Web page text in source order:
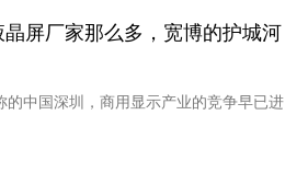
屏厂家那么多，宽博的护城河
的中国深圳，商用显示产业的竞争早已进